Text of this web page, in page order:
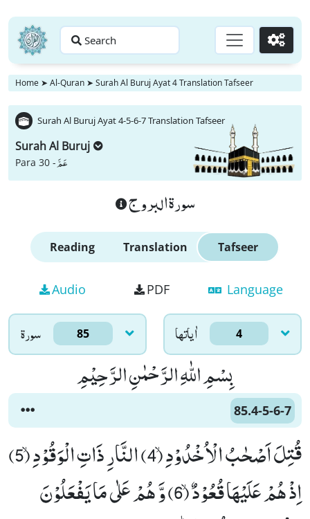
Search Go
Home ➤ Al-Quran ➤ Surah Al Buruj Ayat 4 Translation Tafseer
Surah Al Buruj Ayat 4-5-6-7 Translation Tafseer
Surah Al Buruj
Para 30 -عَمَّ
سورة البروج
Reading Translation Tafseer
Audio PDF Language
سورۃ 85 اٰياتها 4
بِسْمِ اللّٰهِ الرَّحْمٰنِ الرَّحِیْمِ
85.4-5-6-7
قُتِلَ اَصْحٰبُ الْاُخْدُوْدِۙ (4) النَّارِ ذَاتِ الْوَقُوْدِۙ (5)
اِذْ هُمْ عَلَیْهَا قُعُوْدٌۙ (6) وَّ هُمْ عَلٰى مَا یَفْعَلُوْنَ